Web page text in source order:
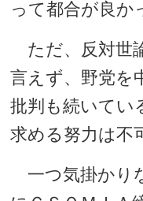
って都合が良か
ただ、反対世
言えず、野党を
批判も続いてい
求める努力は不
一つ気掛かり